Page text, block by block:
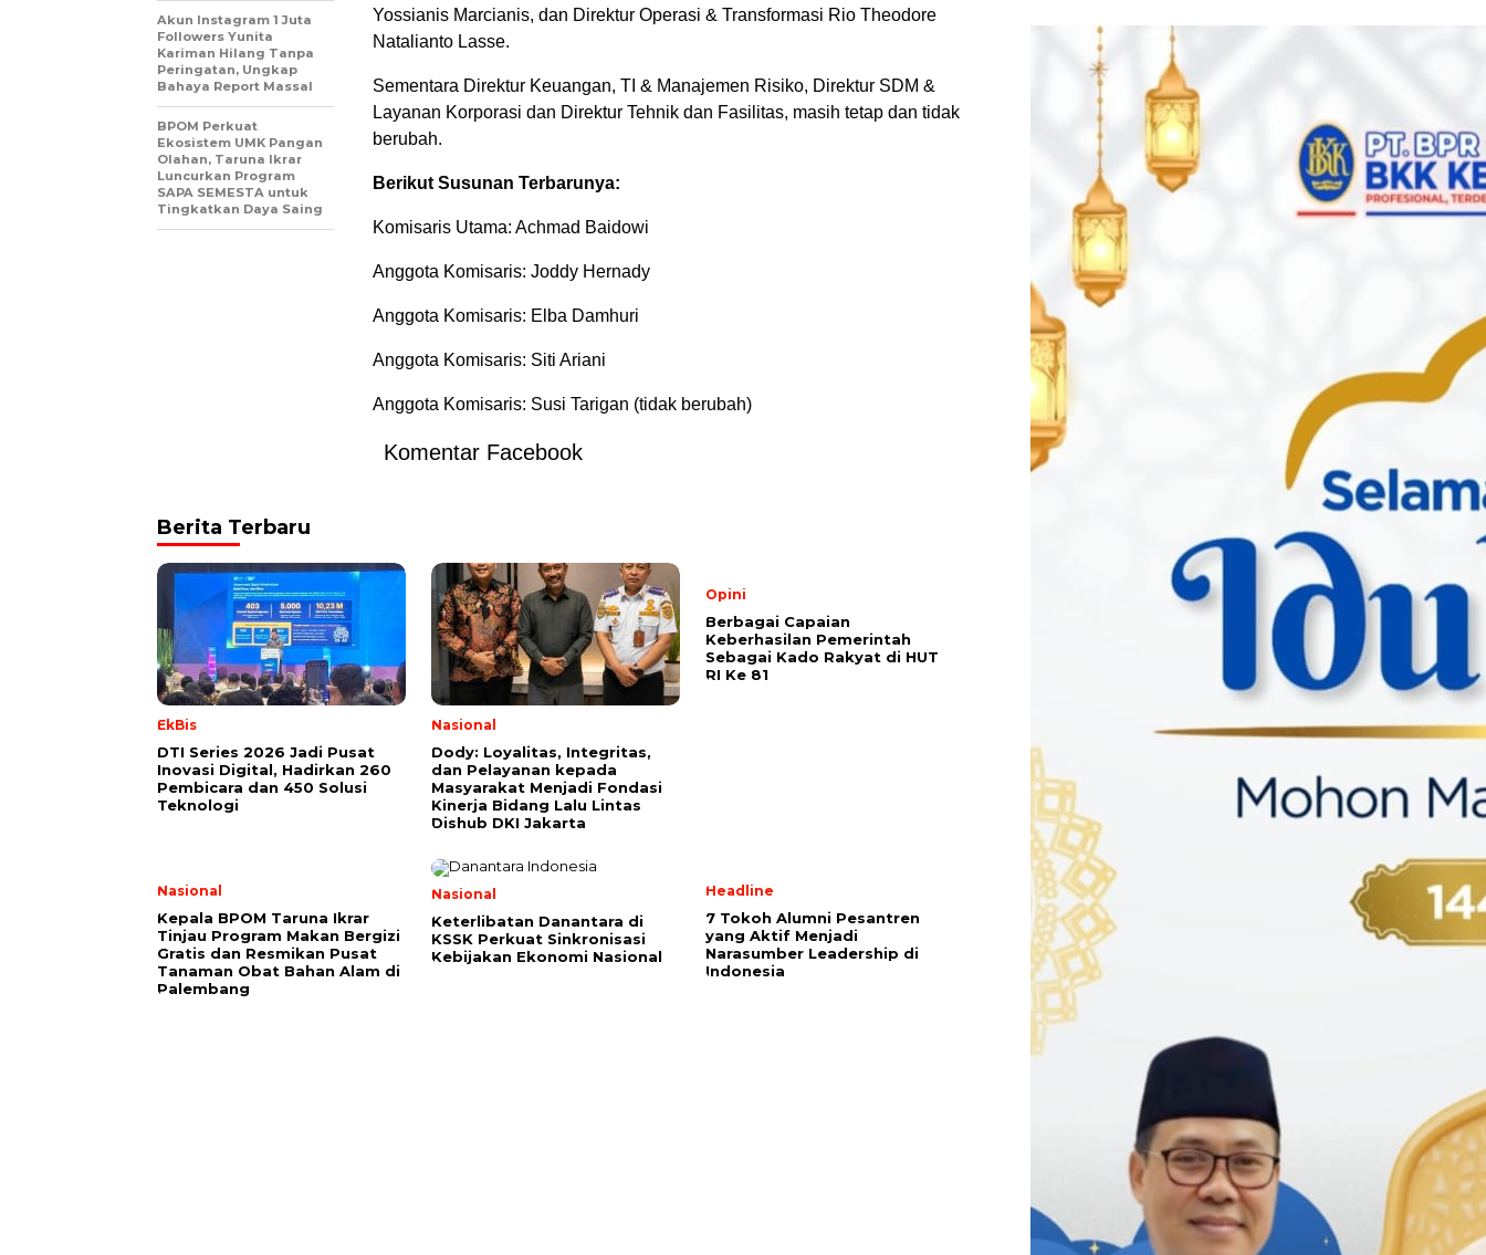
Yossianis Marcianis, dan Direktur Operasi & Transformasi Rio Theodore
Natalianto Lasse.
Sementara Direktur Keuangan, TI & Manajemen Risiko, Direktur SDM &
Layanan Korporasi dan Direktur Tehnik dan Fasilitas, masih tetap dan tidak
berubah.
Berikut Susunan Terbarunya:
Komisaris Utama: Achmad Baidowi
Anggota Komisaris: Joddy Hernady
Anggota Komisaris: Elba Damhuri
Anggota Komisaris: Siti Ariani
Anggota Komisaris: Susi Tarigan (tidak berubah)
Komentar Facebook
Akun Instagram 1 Juta
Followers Yunita
Kariman Hilang Tanpa
Peringatan, Ungkap
Bahaya Report Massal
BPOM Perkuat
Ekosistem UMK Pangan
Olahan, Taruna Ikrar
Luncurkan Program
SAPA SEMESTA untuk
Tingkatkan Daya Saing
Berita Terbaru
EkBis
DTI Series 2026 Jadi Pusat
Inovasi Digital, Hadirkan 260
Pembicara dan 450 Solusi
Teknologi
Nasional
Dody: Loyalitas, Integritas,
dan Pelayanan kepada
Masyarakat Menjadi Fondasi
Kinerja Bidang Lalu Lintas
Dishub DKI Jakarta
Opini
Berbagai Capaian
Keberhasilan Pemerintah
Sebagai Kado Rakyat di HUT
RI Ke 81
Nasional
Kepala BPOM Taruna Ikrar
Tinjau Program Makan Bergizi
Gratis dan Resmikan Pusat
Tanaman Obat Bahan Alam di
Palembang
Nasional
Keterlibatan Danantara di
KSSK Perkuat Sinkronisasi
Kebijakan Ekonomi Nasional
Headline
7 Tokoh Alumni Pesantren
yang Aktif Menjadi
Narasumber Leadership di
Indonesia